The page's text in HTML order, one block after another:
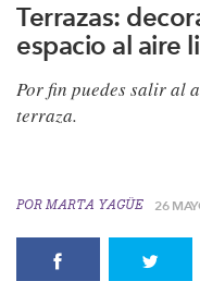
Terrazas:
espacio al aire
Por fin puedes salir al
terraza.
POR MARTA YAGÜE 26